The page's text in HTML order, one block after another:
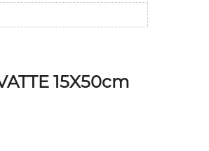
15X50cm